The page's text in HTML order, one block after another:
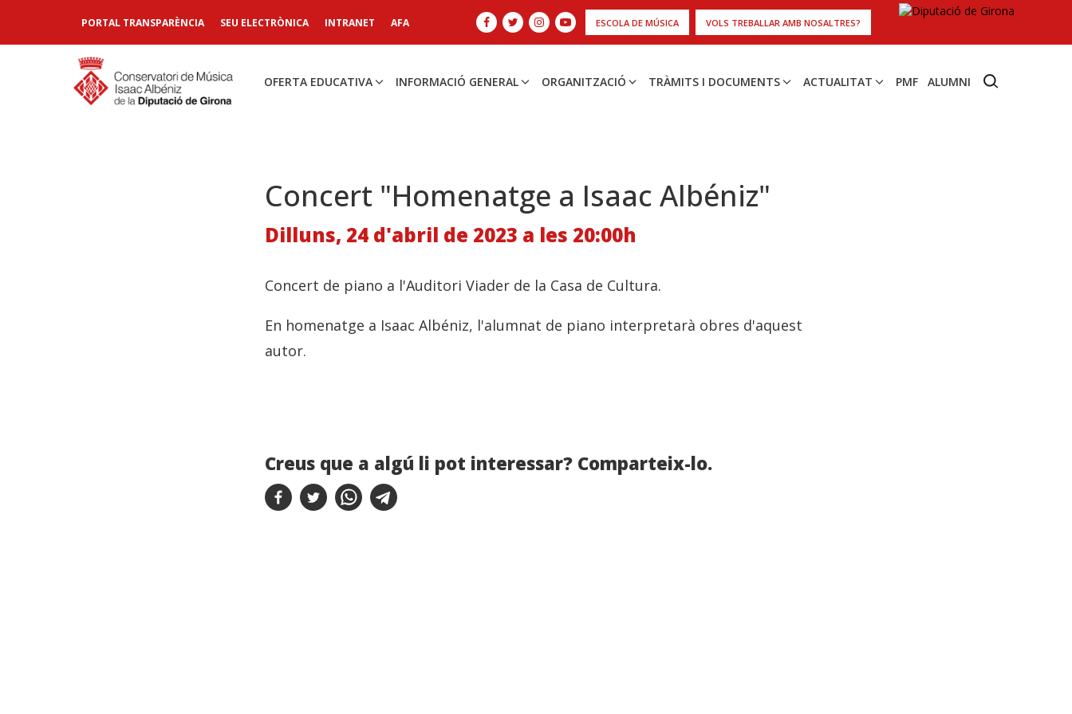
PORTAL TRANSPARÈNCIA SEU ELECTRÒNICA INTRANET AFA ESCOLA DE MÚSICA VOLS TREBALLAR AMB NOSALTRES?
OFERTA EDUCATIVA INFORMACIÓ GENERAL ORGANITZACIÓ TRÀMITS I DOCUMENTS ACTUALITAT PMF ALUMNI
Concert "Homenatge a Isaac Albéniz"
Dilluns, 24 d'abril de 2023 a les 20:00h
Concert de piano a l'Auditori Viader de la Casa de Cultura.
En homenatge a Isaac Albéniz, l'alumnat de piano interpretarà obres d'aquest
autor.
Creus que a algú li pot interessar? Comparteix-lo.